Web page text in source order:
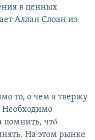
в ценных
Аллан Слоан из
то, о чем я твержу
Необходимо
помнить, чтó
На этом рынке